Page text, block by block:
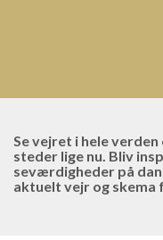
Se vejret i hele
steder lige nu. Bliv
seværdigheder på
aktuelt vejr og